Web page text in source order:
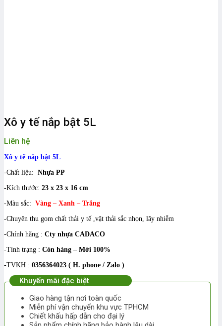
Xô y tế nắp bật 5L
Liên hệ
Xô y tế nắp bật 5L
-Chất liệu: Nhựa PP
-Kích thước: 23 x 23 x 16 cm
-Màu sắc: Vàng – Xanh – Trắng
-Chuyên thu gom chất thải y tế ,vật thải sắc nhọn, lây nhiễm
-Chính hãng : Cty nhựa CADACO
-Tình trạng : Còn hàng – Mới 100%
-TVKH : 0356364023 ( H. phone / Zalo )
Khuyến mãi đặc biệt
Giao hàng tận nơi toàn quốc
Miễn phí vận chuyển khu vực TPHCM
Chiết khấu hấp dẫn cho đại lý